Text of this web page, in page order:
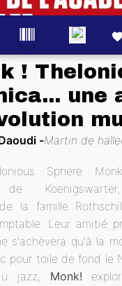
!
une
Martin de
Sphere
de
la famille
Leur amitié
s'achèvera qu'à la
pour toile de fond le
jazz, Monk!